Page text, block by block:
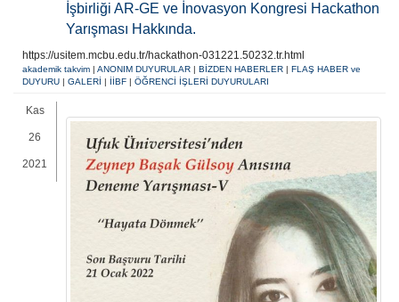
İşbirliği AR-GE ve İnovasyon Kongresi Hackathon
Yarışması Hakkında.
https://usitem.mcbu.edu.tr/hackathon-031221.50232.tr.html
akademik takvim | ANONIM DUYURULAR | BİZDEN HABERLER | FLAŞ HABER ve
DUYURU | GALERİ | İİBF | ÖĞRENCİ İŞLERİ DUYURULARI
Kas
26
2021